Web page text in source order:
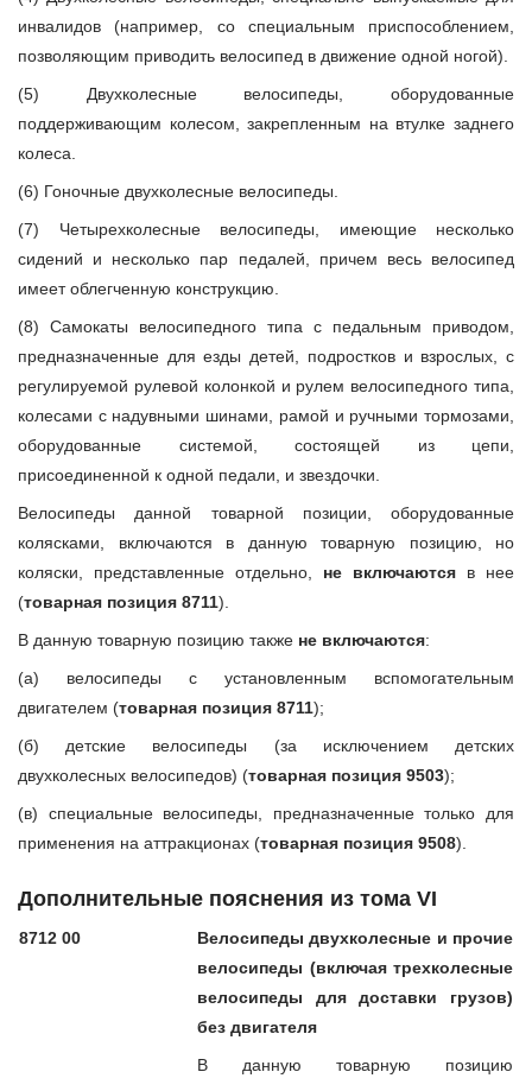
инвалидов (например, со специальным приспособлением,
позволяющим приводить велосипед в движение одной ногой).
(5) Двухколесные велосипеды, оборудованные
поддерживающим колесом, закрепленным на втулке заднего
колеса.
(6) Гоночные двухколесные велосипеды.
(7) Четырехколесные велосипеды, имеющие несколько
сидений и несколько пар педалей, причем весь велосипед
имеет облегченную конструкцию.
(8) Самокаты велосипедного типа с педальным приводом,
предназначенные для езды детей, подростков и взрослых, с
регулируемой рулевой колонкой и рулем велосипедного типа,
колесами с надувными шинами, рамой и ручными тормозами,
оборудованные системой, состоящей из цепи,
присоединенной к одной педали, и звездочки.
Велосипеды данной товарной позиции, оборудованные
колясками, включаются в данную товарную позицию, но
коляски, представленные отдельно, не включаются в нее
(товарная позиция 8711).
В данную товарную позицию также не включаются:
(а) велосипеды с установленным вспомогательным
двигателем (товарная позиция 8711);
(б) детские велосипеды (за исключением детских
двухколесных велосипедов) (товарная позиция 9503);
(в) специальные велосипеды, предназначенные только для
применения на аттракционах (товарная позиция 9508).
Дополнительные пояснения из тома VI
8712 00
Велосипеды двухколесные и прочие
велосипеды (включая трехколесные
велосипеды для доставки грузов)
без двигателя
В данную товарную позицию